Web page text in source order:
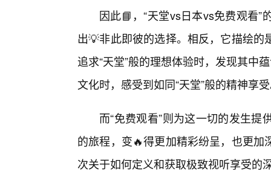
因此📘，“天堂vs日本vs免费观看
出💡非此即彼的选择。相反，它描绘
追求“天堂”般的理想体验时，发现其中
文化时，感受到如同“天堂”般的精神享
而“免费观看”则为这一切的发生
的旅程，变🔥得更加精彩纷呈，也更
次关于如何定义和获取极致视听享受的